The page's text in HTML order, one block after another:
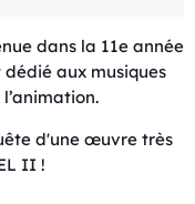
dans la 11e année
aux musiques
d'une œuvre très
II !